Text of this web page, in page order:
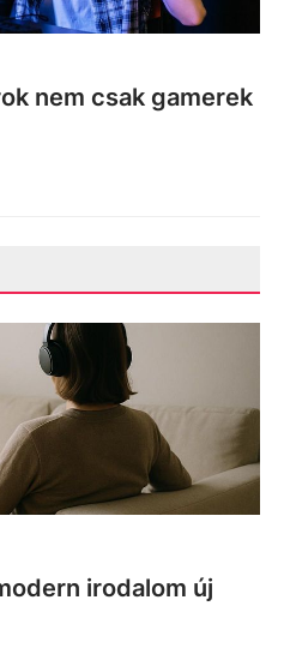
nem csak gamerek
irodalom új